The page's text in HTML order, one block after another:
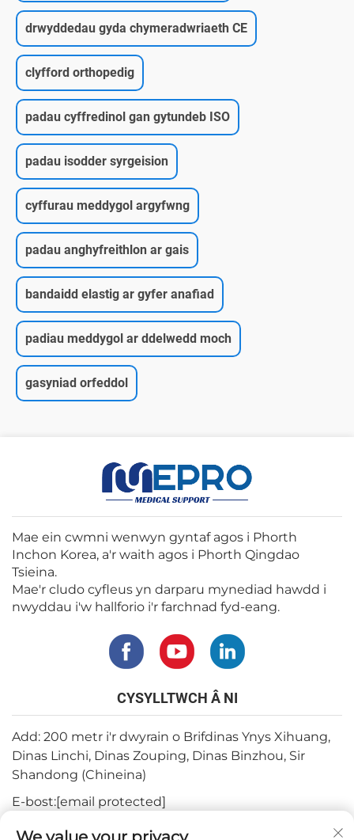
drwyddedau gyda chymeradwriaeth CE
clyfford orthopedig
padau cyffredinol gan gytundeb ISO
padau isodder syrgeision
cyffurau meddygol argyfwng
padau anghyfreithlon ar gais
bandaidd elastig ar gyfer anafiad
padiau meddygol ar ddelwedd moch
gasyniad orfeddol
Mae ein cwmni wenwyn gyntaf agos i Phorth
Inchon Korea, a'r waith agos i Phorth Qingdao
Tsieina.
Mae'r cludo cyfleus yn darparu mynediad hawdd i
nwyddau i'w hallforio i'r farchnad fyd-eang.
CYSYLLTWCH Â NI
Add: 200 metr i'r dwyrain o Brifdinas Ynys Xihuang,
Dinas Linchi, Dinas Zouping, Dinas Binzhou, Sir
Shandong (Chineina)
E-bost:[email protected]
Ffôn:
+82-3180427370